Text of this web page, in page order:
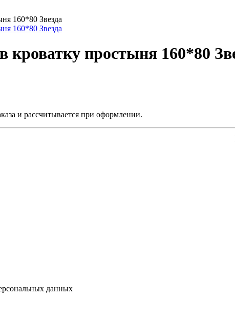
кроватку простыня 160*80
и рассчитывается при оформлении.
данных